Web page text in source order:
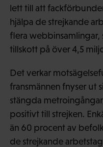
lett till att
hjälpa de strejkande
flera
tillskott på över 4,5
Det verkar
fransmännen fnyser ut
stängda
positivt till strejken.
än 60 procent av
de strejkande